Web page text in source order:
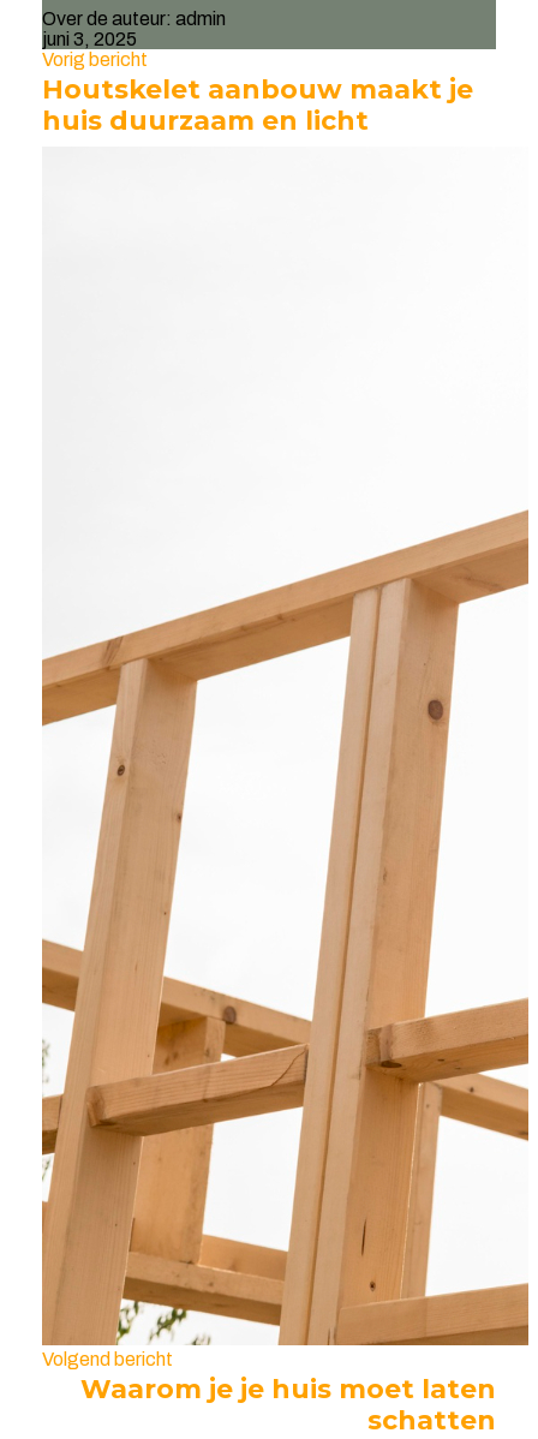
Over de auteur: admin
juni 3, 2025
Vorig bericht
Houtskelet aanbouw maakt je
huis duurzaam en licht
Volgend bericht
Waarom je je huis moet laten
schatten